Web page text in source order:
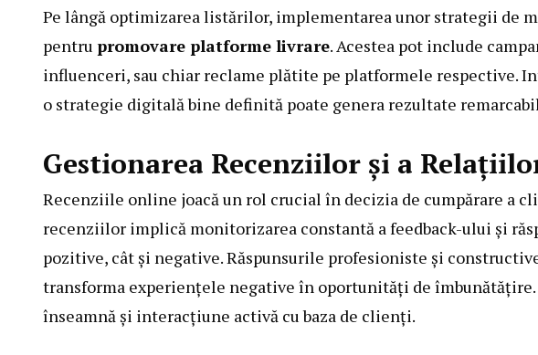
Pe lângă optimizarea listărilor, implementarea unor strategii de
pentru promovare platforme livrare. Acestea pot include
influenceri, sau chiar reclame plătite pe platformele respective.
o strategie digitală bine definită poate genera rezultate
Gestionarea Recenziilor și a
Recenziile online joacă un rol crucial în decizia de cumpărare a
recenziilor implică monitorizarea constantă a feedback-ului și
pozitive, cât și negative. Răspunsurile profesioniste și
transforma experiențele negative în oportunități de
înseamnă și interacțiune activă cu baza de clienți.